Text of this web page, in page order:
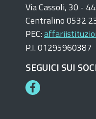
Via Cassoli, 30 -
Centralino 0532
PEC:
P.I. 01295960387
SEGUICI SUI
F